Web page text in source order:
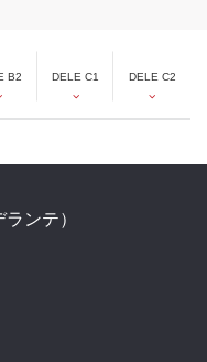
B2 DELE C1 DELE C2
ンテ）